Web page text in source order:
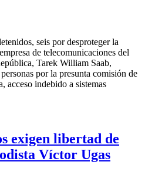
seis por desproteger la
de telecomunicaciones del
Tarek William Saab,
por la presunta comisión de
acceso indebido a sistemas
exigen libertad de
Víctor Ugas